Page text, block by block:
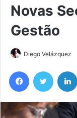
Novas
Gestão
Diego Velázquez
Facebook